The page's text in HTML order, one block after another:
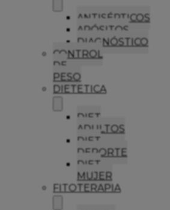
ANTISÉPTICOS
APÓSITOS
DIAGNÓSTICO
CONTROL
DE
PESO
DIETETICA
DIET
ADULTOS
DIET
DEPORTE
DIET
MUJER
FITOTERAPIA